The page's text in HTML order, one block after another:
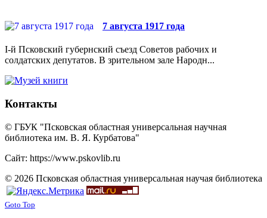
7 августа 1917 года
I-й Псковский губернский съезд Советов рабочих и
солдатских депутатов. В зрительном зале Народн...
Контакты
© ГБУК "Псковская областная универсальная научная
библиотека им. В. Я. Курбатова"
Сайт: https://www.pskovlib.ru
© 2026 Псковская областная универсальная научая библиотека
Goto Top